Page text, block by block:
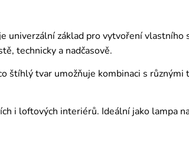
základ pro vytvoření vlastního
technicky a nadčasově.
štíhlý tvar umožňuje kombinaci s různými
i loftových interiérů. Ideální jako lampa